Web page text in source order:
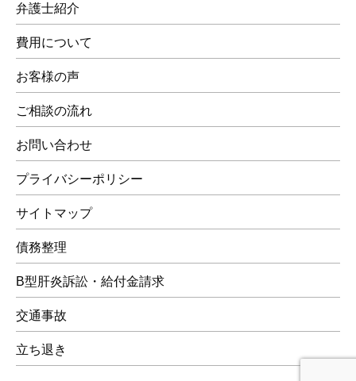
弁護士紹介
費用について
お客様の声
ご相談の流れ
お問い合わせ
プライバシーポリシー
サイトマップ
債務整理
B型肝炎訴訟・給付金請求
交通事故
立ち退き